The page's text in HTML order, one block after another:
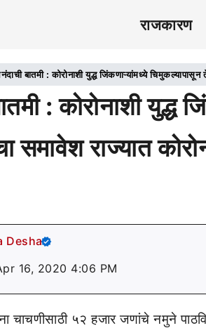
राजकारण
बातमी : कोरोनाशी युद्ध जिंकणाऱ्यांमध्ये चिमुकल्यापासून
: कोरोनाशी युद्ध
समावेश राज्यात
Desha
16, 2020 4:06 PM
चाचणीसाठी ५२ हजार जणांचे नमुने